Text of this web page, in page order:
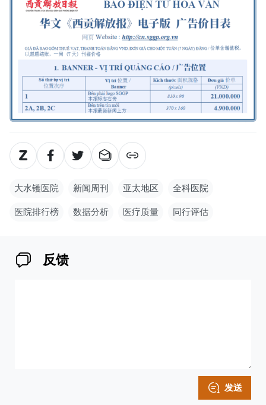
大水镬医院 新闻周刊 亚太地区 全科医院
医院排行榜 数据分析 医疗质量 同行评估
反馈
发送